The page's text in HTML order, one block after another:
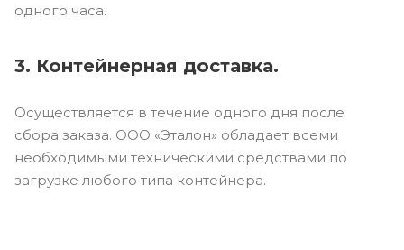
одного часа.
3. Контейнерная доставка.
Осуществляется в течение одного дня после
сбора заказа. ООО «Эталон» обладает всеми
необходимыми техническими средствами по
загрузке любого типа контейнера.